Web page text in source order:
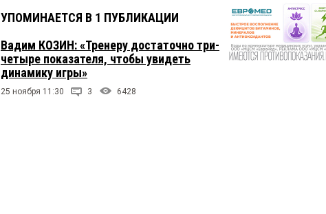
УПОМИНАЕТСЯ В 1 ПУБЛИКАЦИИ
Вадим КОЗИН: «Тренеру достаточно три-
четыре показателя, чтобы увидеть
динамику игры»
25 ноября 11:30 3 6428